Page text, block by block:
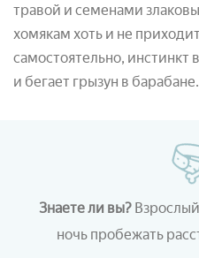
травой и семенами
хомякам хоть и не
самостоятельно, инстинкт
и бегает грызун в барабане.
Знаете ли вы?
ночь пробежать